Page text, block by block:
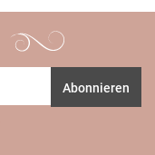
Abonnieren